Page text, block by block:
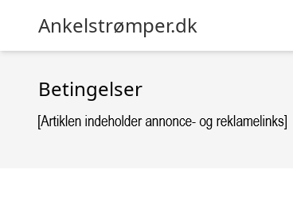
Ankelstrømper.dk
Betingelser